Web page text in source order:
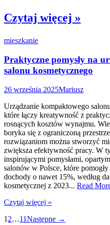
Czytaj więcej »
mieszkanie
Praktyczne pomysły na
salonu kosmetycznego
26 września 2025Mariusz
Urządzanie kompaktowego
które łączy kreatywność z
rosnących kosztów wynajmu.
boryka się z ograniczoną
rozwiązaniom można stworzyć
zwiększa efektywność pracy. W
inspirującymi pomysłami,
salonów w Polsce, które
dochody o nawet 15%, według
kosmetycznej z 2023... Read
Czytaj więcej »
Nawigacja
1 2…11Następne →